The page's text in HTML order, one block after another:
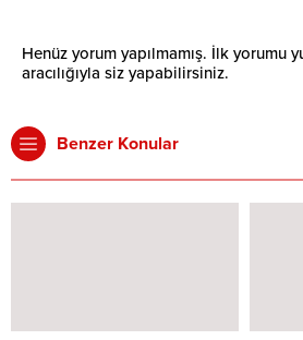
Henüz yorum yapılmamış. İlk yorumu
aracılığıyla siz yapabilirsiniz.
Benzer Konular